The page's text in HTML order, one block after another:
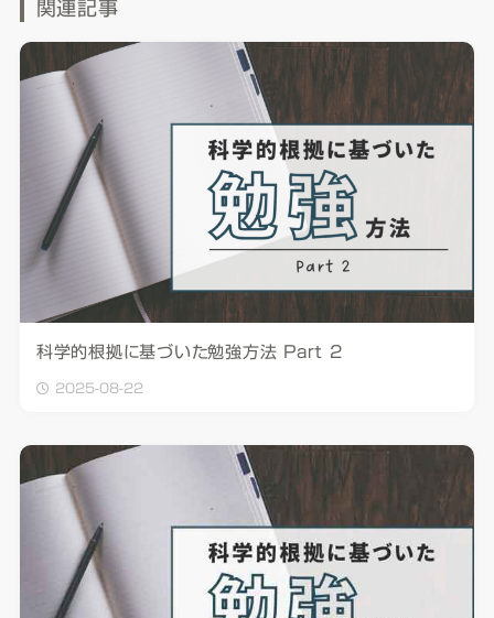
関連記事
科学的根拠に基づいた勉強方法 Part 2
2025-08-22